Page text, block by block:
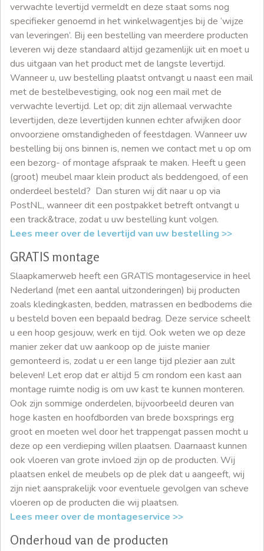
verwachte levertijd vermeldt en deze staat soms nog
specifieker genoemd in het winkelwagentjes bij de ‘wijze
van leveringen’. Bij een bestelling van meerdere producten
leveren wij deze standaard altijd gezamenlijk uit en moet u
dus uitgaan van het product met de langste levertijd.
Wanneer u, uw bestelling plaatst ontvangt u naast een mail
met de bestelbevestiging, ook nog een mail met de
verwachte levertijd. Let op; dit zijn allemaal verwachte
levertijden, deze levertijden kunnen echter afwijken door
onvoorziene omstandigheden of feestdagen. Wanneer uw
bestelling bij ons binnen is, nemen we contact met u op om
een bezorg- of montage afspraak te maken. Heeft u geen
(groot) meubel maar klein product als beddengoed, of een
onderdeel besteld? Dan sturen wij dit naar u op via
PostNL, wanneer dit een postpakket betreft ontvangt u
een track&trace, zodat u uw bestelling kunt volgen.
Lees meer over de levertijd van uw bestelling >>
GRATIS montage
Slaapkamerweb heeft een GRATIS montageservice in heel
Nederland (met een aantal uitzonderingen) bij producten
zoals kledingkasten, bedden, matrassen en bedbodems die
u besteld boven een bepaald bedrag. Deze service scheelt
u een hoop gesjouw, werk en tijd. Ook weten we op deze
manier zeker dat uw aankoop op de juiste manier
gemonteerd is, zodat u er een lange tijd plezier aan zult
beleven! Let erop dat er altijd 5 cm rondom een kast aan
montage ruimte nodig is om uw kast te kunnen monteren.
Ook zijn sommige onderdelen, bijvoorbeeld deuren van
hoge kasten en hoofdborden van brede boxsprings erg
groot en moeten wel door het trappengat passen mocht u
deze op een verdieping willen plaatsen. Daarnaast kunnen
ook vloeren van grote invloed zijn op de producten. Wij
plaatsen enkel de meubels op de plek dat u aangeeft, wij
zijn niet aansprakelijk voor eventuele gevolgen van scheve
vloeren op de producten die wij plaatsen.
Lees meer over de montageservice >>
Onderhoud van de producten